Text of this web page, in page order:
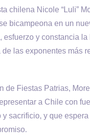
chilena Nicole “Luli”
bicampeona en un
esfuerzo y constancia
las exponentes más
de Fiestas Patrias,
a Chile con
y sacrificio, y que